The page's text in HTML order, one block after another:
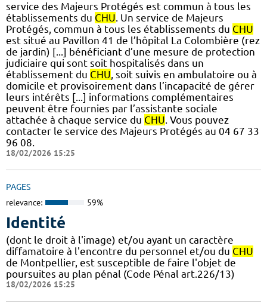
service des Majeurs Protégés est commun à tous les
établissements du CHU. Un service de Majeurs
Protégés, commun à tous les établissements du CHU
est situé au Pavillon 41 de l’hôpital La Colombière (rez
de jardin) [...] bénéficiant d’une mesure de protection
judiciaire qui sont soit hospitalisés dans un
établissement du CHU, soit suivis en ambulatoire ou à
domicile et provisoirement dans l’incapacité de gérer
leurs intérêts [...] informations complémentaires
peuvent être fournies par l’assistante sociale
attachée à chaque service du CHU. Vous pouvez
contacter le service des Majeurs Protégés au 04 67 33
96 08.
18/02/2026 15:25
PAGES
relevance: 59%
Identité
(dont le droit à l'image) et/ou ayant un caractère
diffamatoire à l'encontre du personnel et/ou du CHU
de Montpellier, est susceptible de faire l'objet de
poursuites au plan pénal (Code Pénal art.226/13)
18/02/2026 15:25